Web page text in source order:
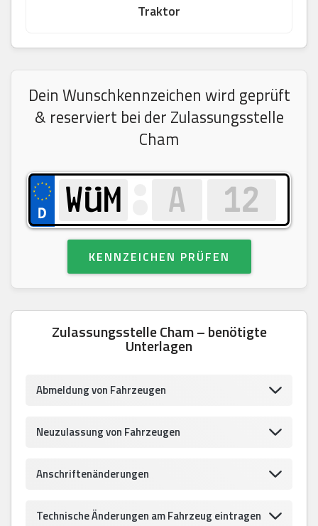
Traktor
Dein Wunschkennzeichen wird geprüft
& reserviert bei der Zulassungsstelle
Cham
KENNZEICHEN PRÜFEN
Zulassungsstelle Cham – benötigte
Unterlagen
Abmeldung von Fahrzeugen
Neuzulassung von Fahrzeugen
Anschriftenänderungen
Technische Änderungen am Fahrzeug eintragen